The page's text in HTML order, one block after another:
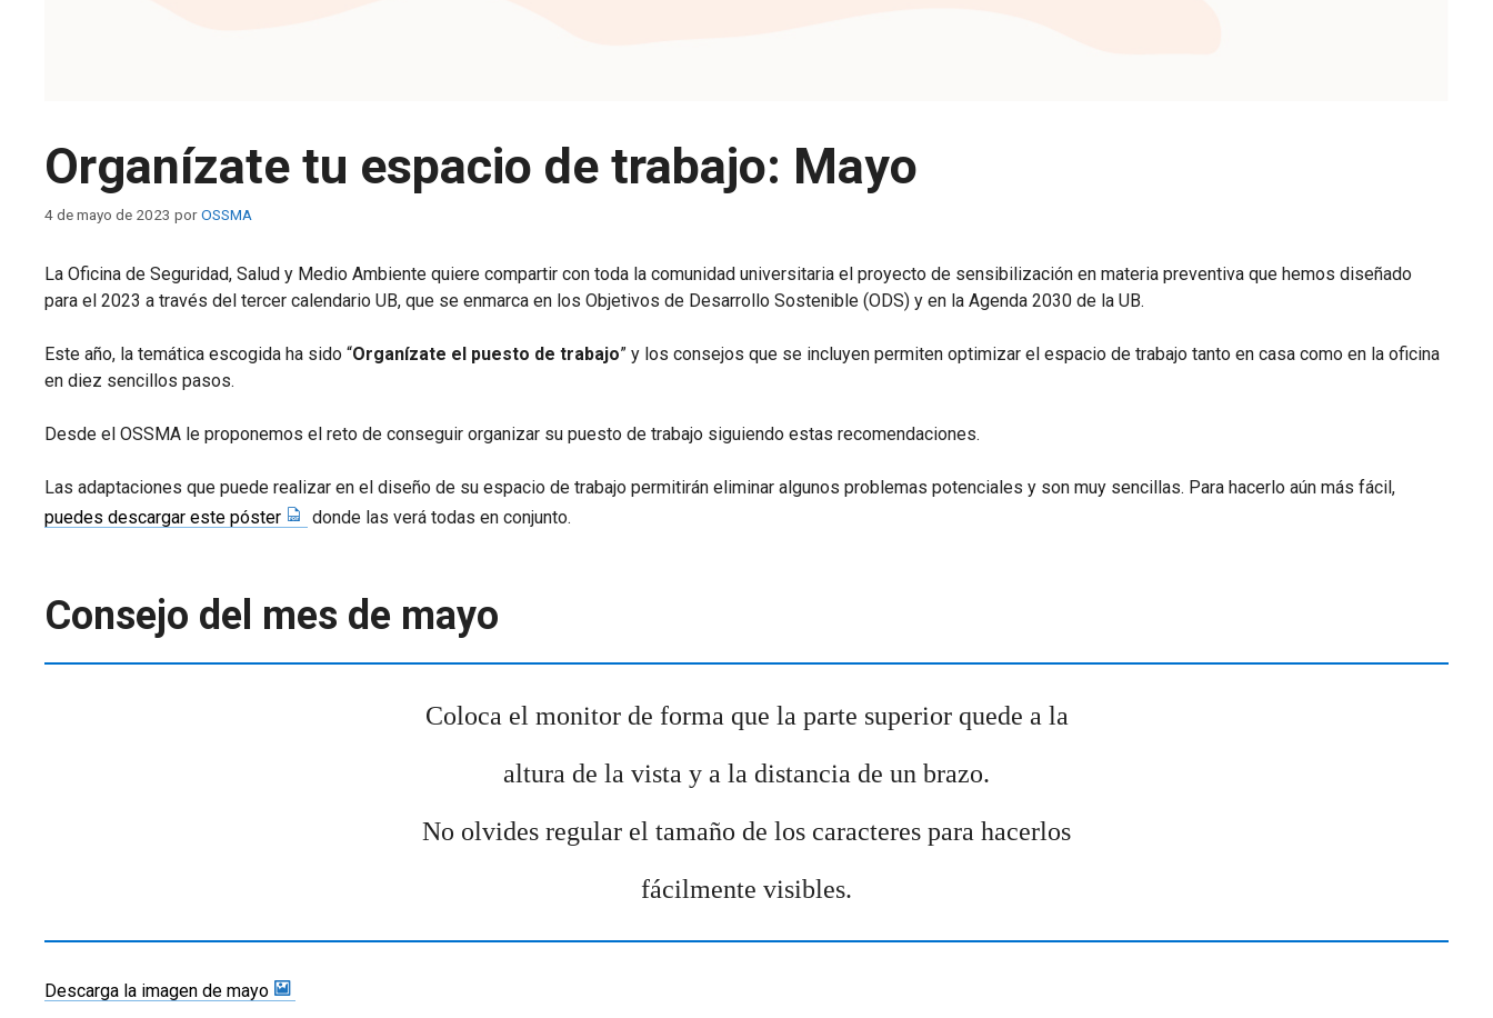
Organízate tu espacio de trabajo: Mayo
4 de mayo de 2023 porOSSMA
La Oficina de Seguridad, Salud y Medio Ambiente quiere compartir con toda la comunidad universitaria el proyecto de sensibilización en materia preventiva que hemos diseñado
para el 2023 a través del tercer calendario UB, que se enmarca en los Objetivos de Desarrollo Sostenible (ODS) y en la Agenda 2030 de la UB.
Este año, la temática escogida ha sido “Organízate el puesto de trabajo” y los consejos que se incluyen permiten optimizar el espacio de trabajo tanto en casa como en la oficina
en diez sencillos pasos.
Desde el OSSMA le proponemos el reto de conseguir organizar su puesto de trabajo siguiendo estas recomendaciones.
Las adaptaciones que puede realizar en el diseño de su espacio de trabajo permitirán eliminar algunos problemas potenciales y son muy sencillas. Para hacerlo aún más fácil,
puedes descargar este póster
donde las verá todas en conjunto.
Consejo del mes de mayo
Coloca el monitor de forma que la parte superior quede a la
altura de la vista y a la distancia de un brazo.
No olvides regular el tamaño de los caracteres para hacerlos
fácilmente visibles.
Descarga la imagen de mayo